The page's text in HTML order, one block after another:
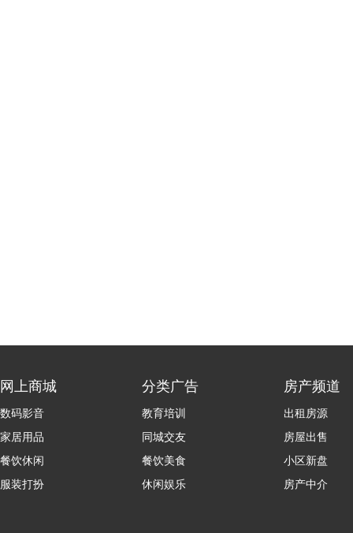
网上商城
数码影音
家居用品
餐饮休闲
服装打扮
分类广告
教育培训
同城交友
餐饮美食
休闲娱乐
房产频道
出租房源
房屋出售
小区新盘
房产中介